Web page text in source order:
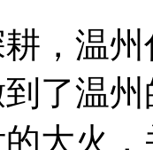
，温
了温
大火